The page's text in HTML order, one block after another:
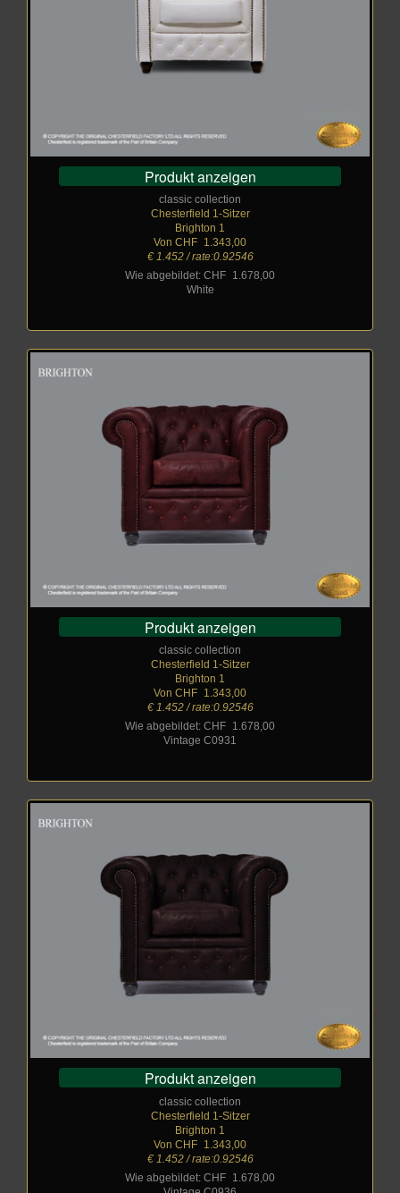
Produkt anzeigen
classic collection
Chesterfield 1-Sitzer
Brighton 1
Von CHF
1.343,00
€ 1.452 / rate:0.92546
Wie abgebildet: CHF
1.678,00
White
Produkt anzeigen
classic collection
Chesterfield 1-Sitzer
Brighton 1
Von CHF
1.343,00
€ 1.452 / rate:0.92546
Wie abgebildet: CHF
1.678,00
Vintage C0931
Produkt anzeigen
classic collection
Chesterfield 1-Sitzer
Brighton 1
Von CHF
1.343,00
€ 1.452 / rate:0.92546
Wie abgebildet: CHF
1.678,00